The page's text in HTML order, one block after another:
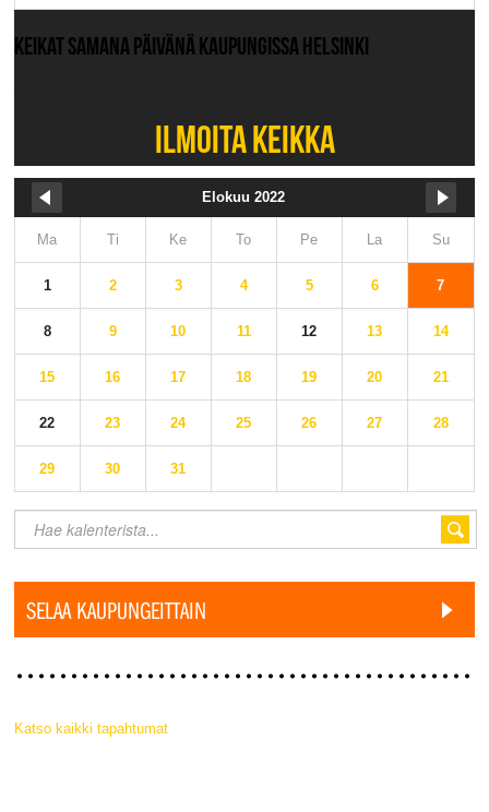
KEIKAT SAMANA PÄIVÄNÄ KAUPUNGISSA HELSINKI
ILMOITA KEIKKA
Elokuu 2022
Ma Ti Ke To Pe La Su
1 2 3 4 5 6 7
8 9 10 11 12 13 14
15 16 17 18 19 20 21
22 23 24 25 26 27 28
29 30 31
SELAA KAUPUNGEITTAIN
Katso kaikki tapahtumat